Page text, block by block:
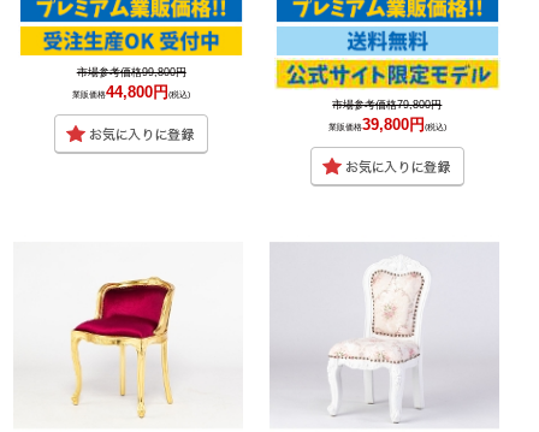
市場参考価格99,800円
業販価格44,800円(税込)
市場参考価格79,800円
業販価格39,800円(税込)